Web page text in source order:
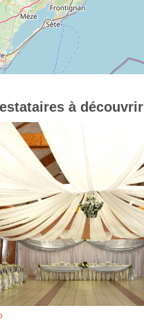
à découvrir